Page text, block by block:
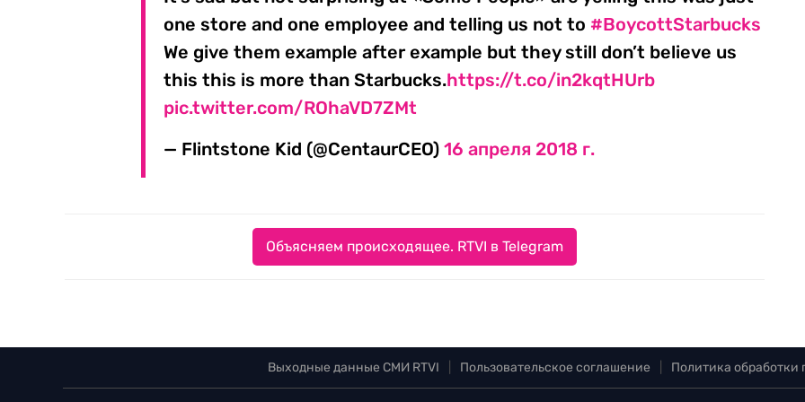
one store and one employee and telling us not to #BoycottStarbucks
We give them example after example but they still don’t believe us
this this is more than Starbucks.https://t.co/in2kqtHUrb
pic.twitter.com/ROhaVD7ZMt
— Flintstone Kid (@CentaurCEO)16 апреля 2018 г.
Объясняем происходящее. RTVI в Telegram
Выходные данные СМИ RTVI Пользовательское соглашение Политика